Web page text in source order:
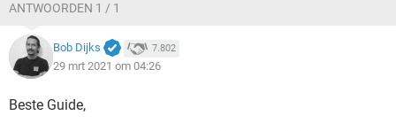
ANTWOORDEN 1 / 1
Bob Dijks 7.802
29 mrt 2021 om 04:26
Beste Guide,